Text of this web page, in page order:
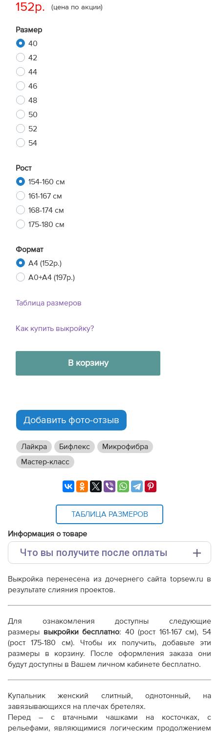
152р. (цена по акции)
Размер
40
42
44
46
48
50
52
54
Рост
154-160 см
161-167 см
168-174 см
175-180 см
Формат
A4 (152р.)
A0+A4 (197р.)
Таблица размеров
Как купить выкройку?
В корзину
Добавить фото-отзыв
Лайкра Бифлекс
Микрофибра
Мастер-класс
ТАБЛИЦА РАЗМЕРОВ
Информация о товаре
Что вы получите после оплаты
Выкройка PDF для печати на принтере A4 или
плоттере A0 с шириной печати 810мм в зависимости
Дополнительные файлы:
Справочник - виды швов
Терминология машинных работ
Терминология ВТО
Как скорректировать готовую выкройку по росту
Выкройка перенесена из дочернего сайта topsew.ru в
результате слияния проектов.
Для ознакомления доступны следующие
размеры выкройки бесплатно: 40 (рост 161-167 см), 54
(рост 175-180 см). Чтобы их получить, добавьте эти
размеры в корзину. После оформления заказа они
будут доступны в Вашем личном кабинете бесплатно.
Купальник женский слитный, однотонный, на
завязывающихся на плечах бретелях.
Перед – с втачными чашками на косточках, с
рельефами, являющимися логическим продолжением